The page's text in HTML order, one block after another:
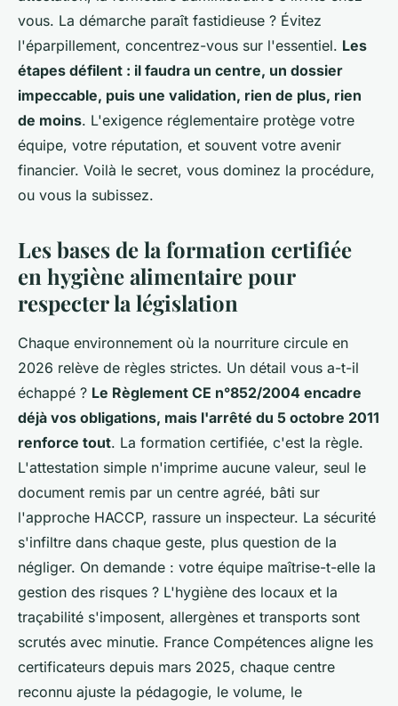
vous. La démarche paraît fastidieuse ? Évitez
l'éparpillement, concentrez-vous sur l'essentiel. Les
étapes défilent : il faudra un centre, un dossier
impeccable, puis une validation, rien de plus, rien
de moins. L'exigence réglementaire protège votre
équipe, votre réputation, et souvent votre avenir
financier. Voilà le secret, vous dominez la procédure,
ou vous la subissez.
Les bases de la formation certifiée
en hygiène alimentaire pour
respecter la législation
Chaque environnement où la nourriture circule en
2026 relève de règles strictes. Un détail vous a-t-il
échappé ? Le Règlement CE n°852/2004 encadre
déjà vos obligations, mais l'arrêté du 5 octobre 2011
renforce tout. La formation certifiée, c'est la règle.
L'attestation simple n'imprime aucune valeur, seul le
document remis par un centre agréé, bâti sur
l'approche HACCP, rassure un inspecteur. La sécurité
s'infiltre dans chaque geste, plus question de la
négliger. On demande : votre équipe maîtrise-t-elle la
gestion des risques ? L'hygiène des locaux et la
traçabilité s'imposent, allergènes et transports sont
scrutés avec minutie. France Compétences aligne les
certificateurs depuis mars 2025, chaque centre
reconnu ajuste la pédagogie, le volume, le